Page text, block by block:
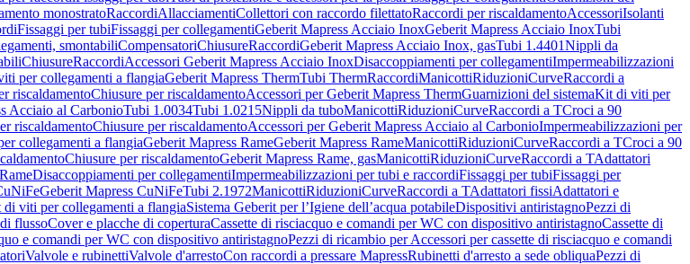
monostratoRaccordiAllacciamentiCollettori con raccordo filettatoRaccordi per riscaldamentoAccessoriIsolanti
Fissaggi per tubiFissaggi per collegamentiGeberit Mapress Acciaio InoxGeberit Mapress Acciaio InoxTubi
smontabiliCompensatoriChiusureRaccordiGeberit Mapress Acciaio Inox, gasTubi 1.4401Nippli da
ChiusureRaccordiAccessori Geberit Mapress Acciaio InoxDisaccoppiamenti per collegamentiImpermeabilizzazioni
per collegamenti a flangiaGeberit Mapress ThermTubi ThermRaccordiManicottiRiduzioniCurveRaccordi a
riscaldamentoChiusure per riscaldamentoAccessori per Geberit Mapress ThermGuarnizioni del sistemaKit di viti per
Acciaio al CarbonioTubi 1.0034Tubi 1.0215Nippli da tuboManicottiRiduzioniCurveRaccordi a TCroci a 90
riscaldamentoChiusure per riscaldamentoAccessori per Geberit Mapress Acciaio al CarbonioImpermeabilizzazioni per
collegamenti a flangiaGeberit Mapress RameGeberit Mapress RameManicottiRiduzioniCurveRaccordi a TCroci a 90
Chiusure per riscaldamentoGeberit Mapress Rame, gasManicottiRiduzioniCurveRaccordi a TAdattatori
Disaccoppiamenti per collegamentiImpermeabilizzazioni per tubi e raccordiFissaggi per tubiFissaggi per
Geberit Mapress CuNiFeTubi 2.1972ManicottiRiduzioniCurveRaccordi a TAdattatori fissiAdattatori e
viti per collegamenti a flangiaSistema Geberit per l’Igiene dell’acqua potabileDispositivi antiristagnoPezzi di
flussoCover e placche di coperturaCassette di risciacquo e comandi per WC con dispositivo antiristagnoCassette di
e comandi per WC con dispositivo antiristagnoPezzi di ricambio per Accessori per cassette di risciacquo e comandi
Valvole e rubinettiValvole d'arrestoCon raccordi a pressare MapressRubinetti d'arresto a sede obliquaPezzi di